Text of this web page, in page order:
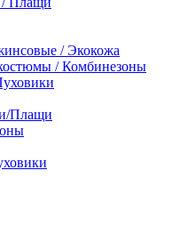
/ Экокожа
/ Комбинезоны
Плащи